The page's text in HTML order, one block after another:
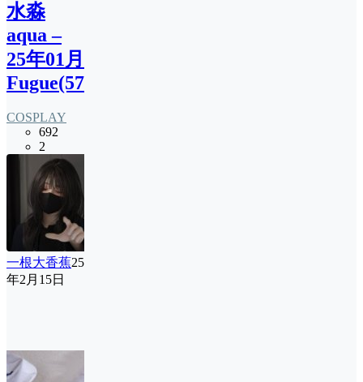
水淼
aqua –
25年01月
Fugue(57P)
COSPLAY
692
2
一根大香蕉25
年2月15日